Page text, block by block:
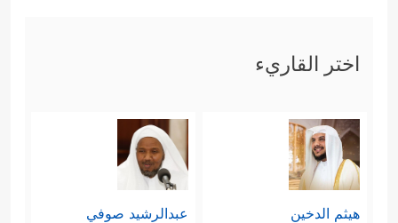
اختر القاريء
هيثم الدخين عبدالرشيد صوفي